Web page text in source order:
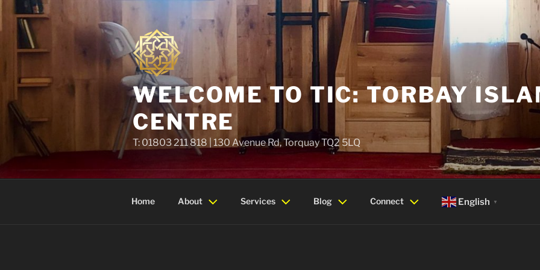
content
WELCOME TO TIC: TORBAY
CENTRE
T: 01803 211 818 | 130 Avenue Rd, Torquay TQ2 5LQ
Home About Services Blog Connect English ▼